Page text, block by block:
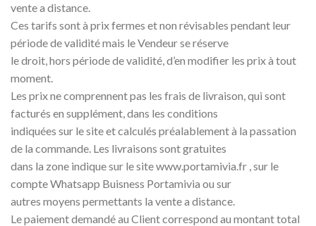
vente a distance.
Ces tarifs sont à prix fermes et non révisables pendant leur
période de validité mais le Vendeur se réserve
le droit, hors période de validité, d’en modifier les prix à tout
moment.
Les prix ne comprennent pas les frais de livraison, qui sont
facturés en supplément, dans les conditions
indiquées sur le site et calculés préalablement à la passation
de la commande. Les livraisons sont gratuites
dans la zone indique sur le site www.portamivia.fr , sur le
compte Whatsapp Buisness Portamivia ou sur
autres moyens permettants la vente a distance.
Le paiement demandé au Client correspond au montant total